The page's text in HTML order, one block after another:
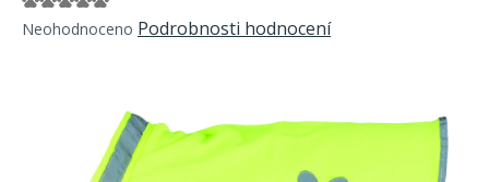
Průměrné
hodnocení
Neohodnoceno Podrobnosti hodnocení